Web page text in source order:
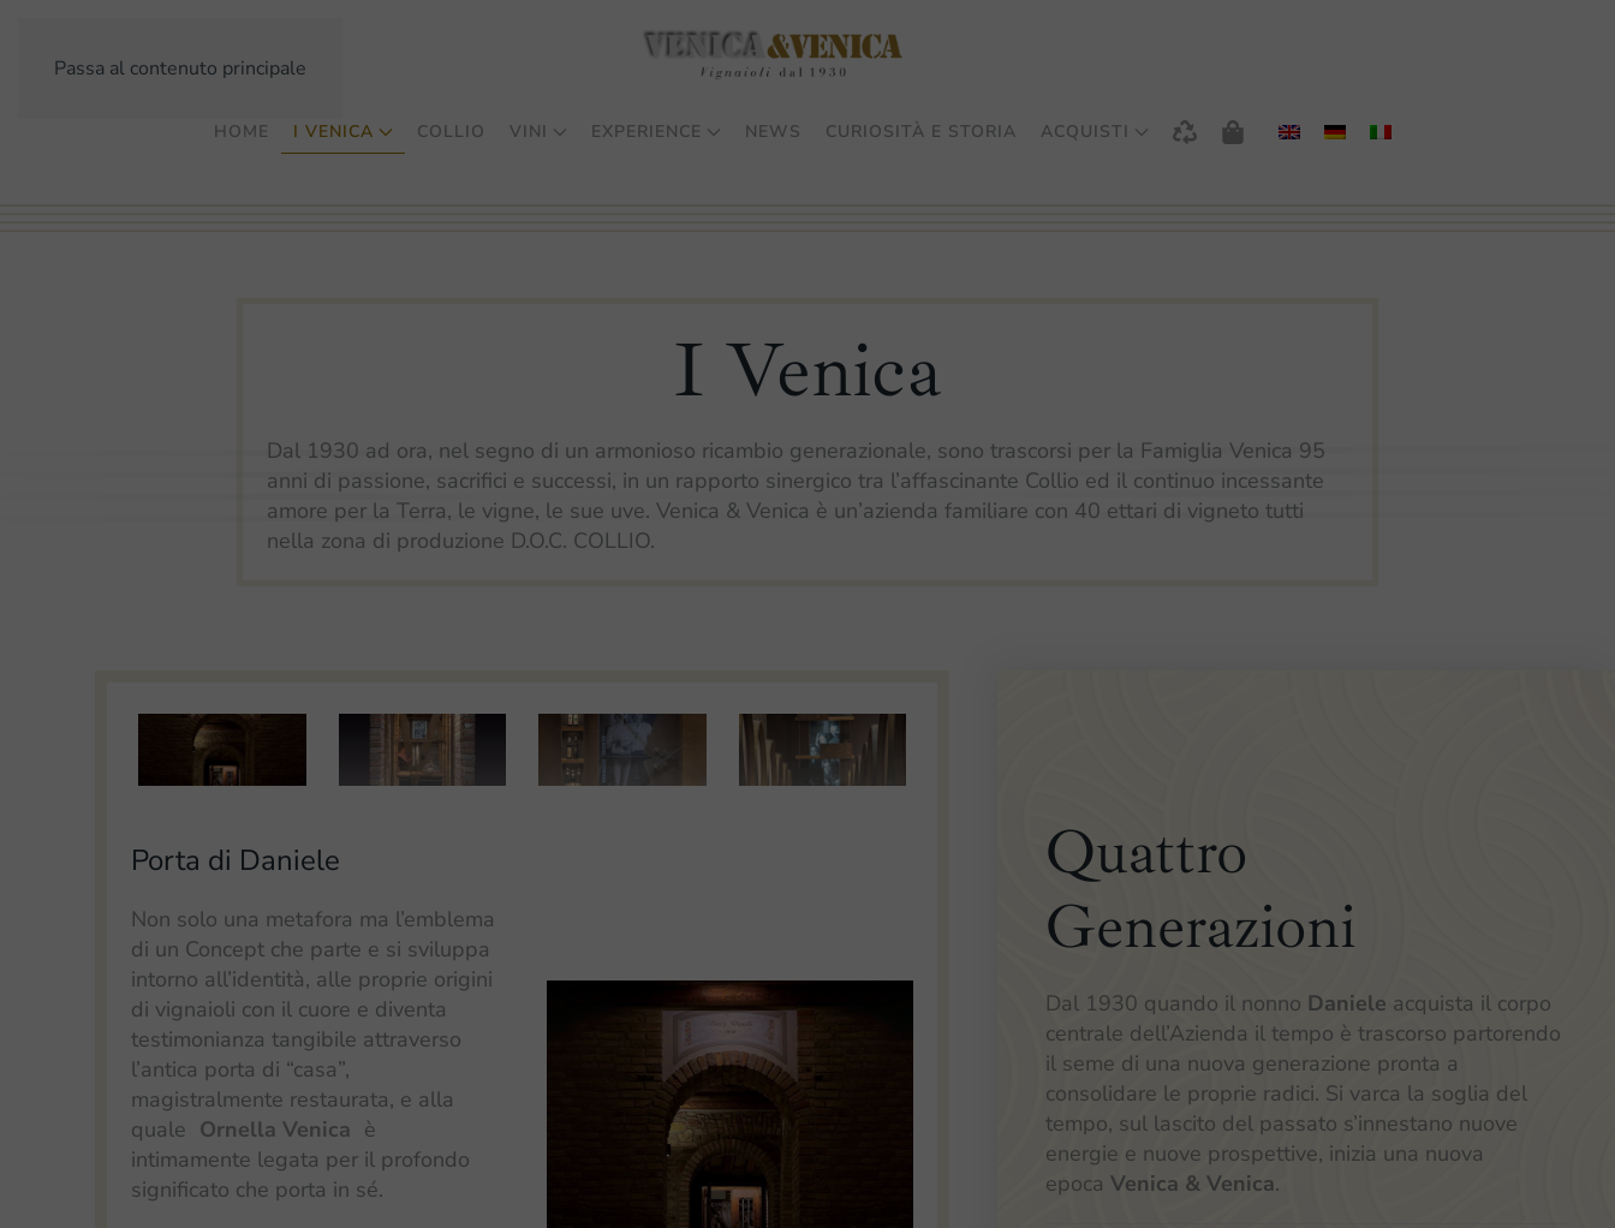
Passa al contenuto principale
HOME I VENICA COLLIO VINI EXPERIENCE NEWS CURIOSITÀ E STORIA ACQUISTI
I Venica
Dal 1930 ad ora, nel segno di un armonioso ricambio generazionale, sono trascorsi per la Famiglia Venica 95
anni di passione, sacrifici e successi, in un rapporto sinergico tra l’affascinante Collio ed il continuo incessante
amore per la Terra, le vigne, le sue uve. Venica & Venica è un’azienda familiare con 40 ettari di vigneto tutti
nella zona di produzione D.O.C. COLLIO.
Porta di Daniele
Non solo una metafora ma l’emblema
di un Concept che parte e si sviluppa
intorno all’identità, alle proprie origini
di vignaioli con il cuore e diventa
testimonianza tangibile attraverso
l’antica porta di “casa”,
magistralmente restaurata, e alla
quale Ornella Venica è
intimamente legata per il profondo
significato che porta in sé.
Quattro
Generazioni
Dal 1930 quando il nonno Daniele acquista il corpo
centrale dell’Azienda il tempo è trascorso partorendo
il seme di una nuova generazione pronta a
consolidare le proprie radici. Si varca la soglia del
tempo, sul lascito del passato s’innestano nuove
energie e nuove prospettive, inizia una nuova
epocaVenica & Venica.